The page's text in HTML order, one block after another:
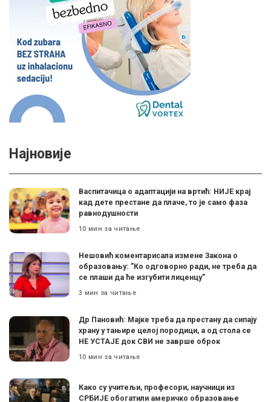
Најновије
Васпитачица о адаптацији на вртић: НИЈЕ крај
кад дете престане да плаче, то је само фаза
равнодушности
10 мин за читање
Нешовић коментарисала измене Закона о
образовању: ”Ко одговорно ради, не треба да
се плаши да ће изгубити лиценцу”
3 мин за читање
Др Пановић: Мајке треба да престану да сипају
храну у тањире целој породици, а од стола се
НЕ УСТАЈЕ док СВИ не заврше оброк
10 мин за читање
Како су учитељи, професори, научници из
СРБИЈЕ обогатили америчко образовање